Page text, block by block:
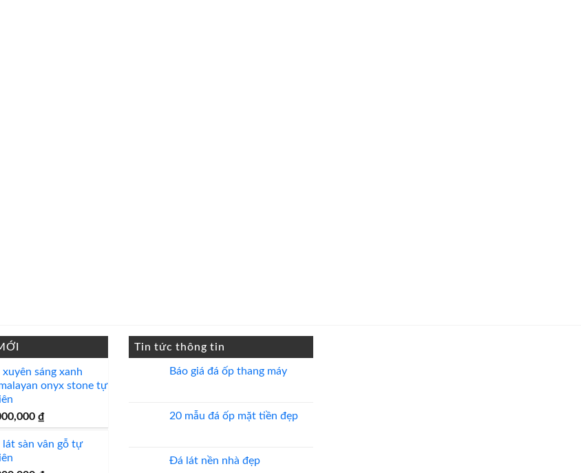
sáng xanh
onyx stone tự
₫
sàn vân gỗ tự
Tin tức thông tin
Báo giá đá ốp thang máy
luận
ở
ốp
thang
20 mẫu đá ốp mặt tiền đẹp
luận
ở
Đá lát nền nhà đẹp